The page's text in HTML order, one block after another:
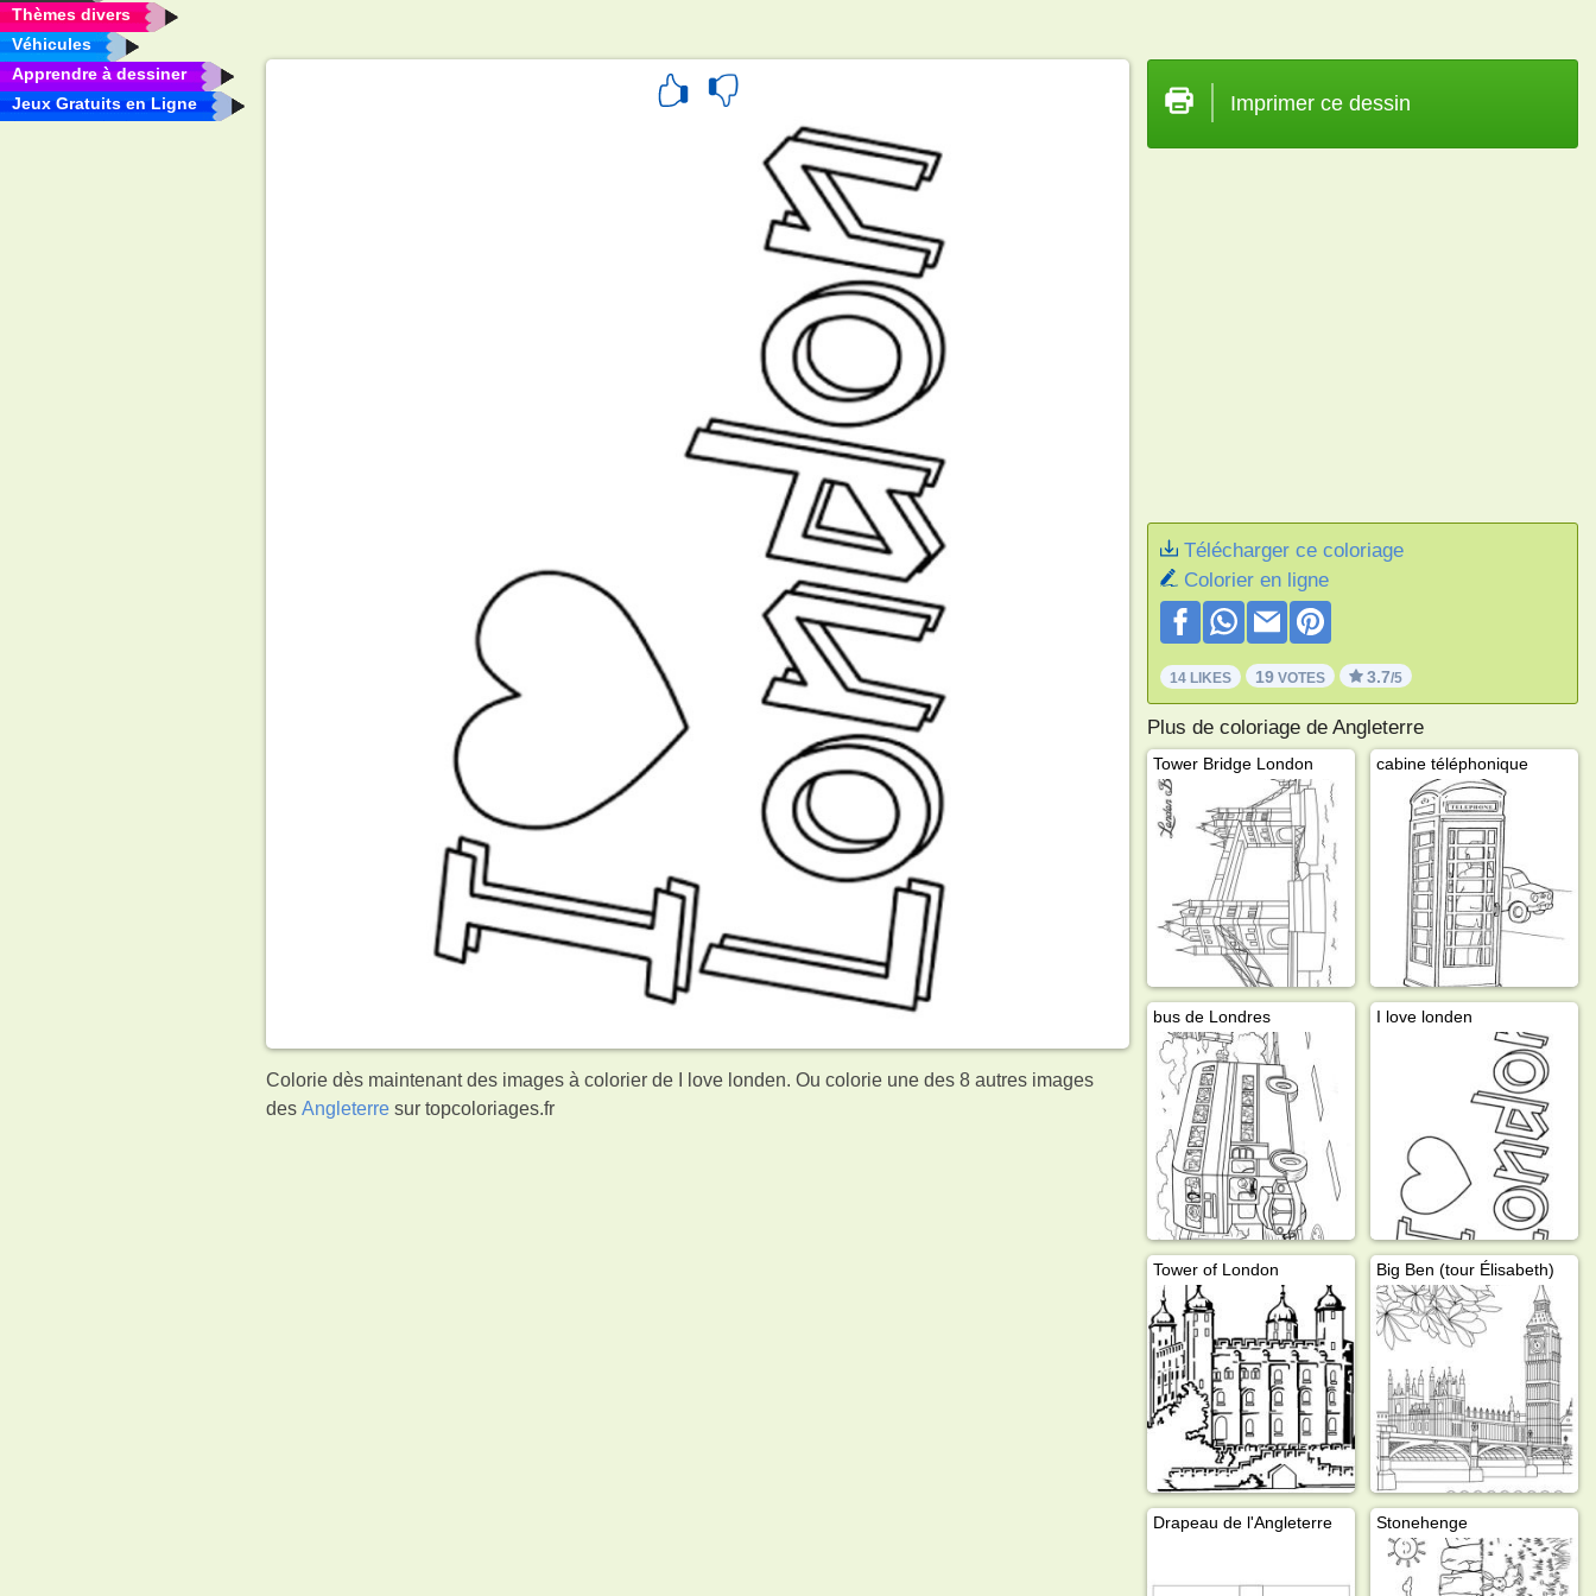
Thèmes divers
Véhicules
Apprendre à dessiner
Jeux Gratuits en Ligne
Colorie dès maintenant des images à colorier de I love londen. Ou colorie une des 8 autres images
desAngleterre sur topcoloriages.fr
Imprimer ce dessin
Télécharger ce coloriage
Colorier en ligne
14 LIKES 19VOTES 3.7/5
Plus de coloriage de Angleterre
Tower Bridge London cabine téléphonique
bus de Londres I love londen
Tower of London Big Ben (tour Élisabeth)
Drapeau de l'Angleterre Stonehenge